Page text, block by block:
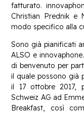
fatturato.
Christian Prednik e
modo specifico alla
Sono già pianificati
ALSO e
di benvenuto per
il quale possono già
il 17 ottobre 2017,
Schweiz AG ad
Breakfast, così